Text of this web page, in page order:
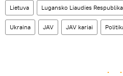
Lietuva Lugansko Liaudies Respublika
Ukraina JAV JAV kariai